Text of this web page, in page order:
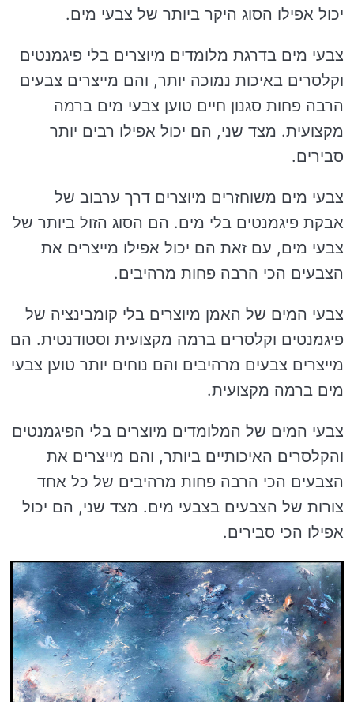
יכול אפילו הסוג היקר ביותר של צבעי מים.
צבעי מים בדרגת מלומדים מיוצרים בלי פיגמנטים
וקלסרים באיכות נמוכה יותר, והם מייצרים צבעים
הרבה פחות סגנון חיים טוען צבעי מים ברמה
מקצועית. מצד שני, הם יכול אפילו רבים יותר
סבירים.
צבעי מים משוחזרים מיוצרים דרך ערבוב של
אבקת פיגמנטים בלי מים. הם הסוג הזול ביותר של
צבעי מים, עם זאת הם יכול אפילו מייצרים את
הצבעים הכי הרבה פחות מרהיבים.
צבעי המים של האמן מיוצרים בלי קומבינציה של
פיגמנטים וקלסרים ברמה מקצועית וסטודנטית. הם
מייצרים צבעים מרהיבים והם נוחים יותר טוען צבעי
מים ברמה מקצועית.
צבעי המים של המלומדים מיוצרים בלי הפיגמנטים
והקלסרים האיכותיים ביותר, והם מייצרים את
הצבעים הכי הרבה פחות מרהיבים של כל אחד
צורות של הצבעים בצבעי מים. מצד שני, הם יכול
אפילו הכי סבירים.